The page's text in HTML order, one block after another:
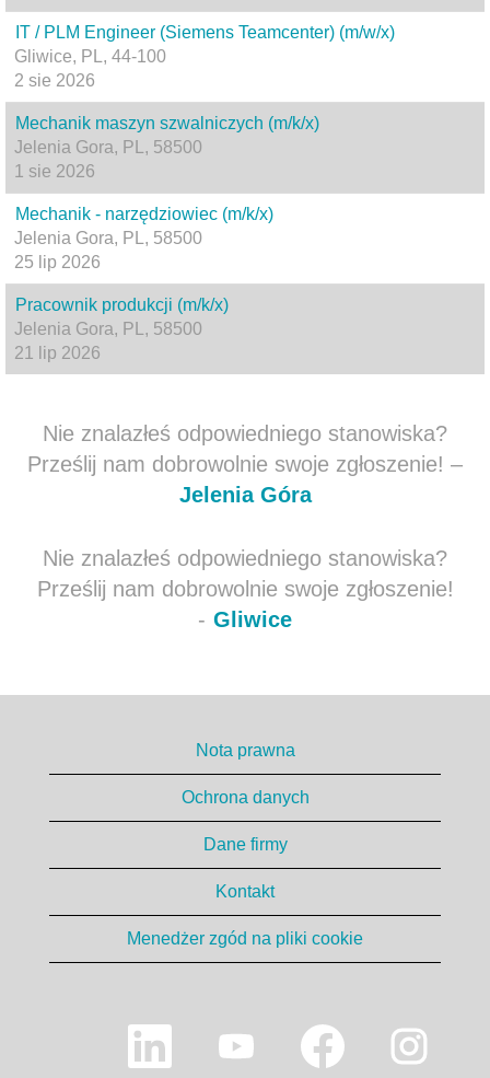
IT / PLM Engineer (Siemens Teamcenter) (m/w/x)
Gliwice, PL, 44-100
2 sie 2026
Mechanik maszyn szwalniczych (m/k/x)
Jelenia Gora, PL, 58500
1 sie 2026
Mechanik - narzędziowiec (m/k/x)
Jelenia Gora, PL, 58500
25 lip 2026
Pracownik produkcji (m/k/x)
Jelenia Gora, PL, 58500
21 lip 2026
Nie znalazłeś odpowiedniego stanowiska?
Prześlij nam dobrowolnie swoje zgłoszenie! –
Jelenia Góra
Nie znalazłeś odpowiedniego stanowiska?
Prześlij nam dobrowolnie swoje zgłoszenie!
- Gliwice
Nota prawna
Ochrona danych
Dane firmy
Kontakt
Menedżer zgód na pliki cookie
O
w
w
O
w
O
w